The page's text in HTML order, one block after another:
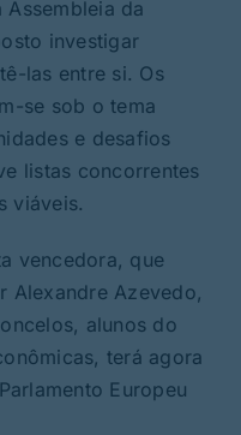
da
investigar
las entre si. Os
se sob o tema
e desafios
listas concorrentes
viáveis.
vencedora, que
Alexandre Azevedo,
alunos do
terá agora
Europeu